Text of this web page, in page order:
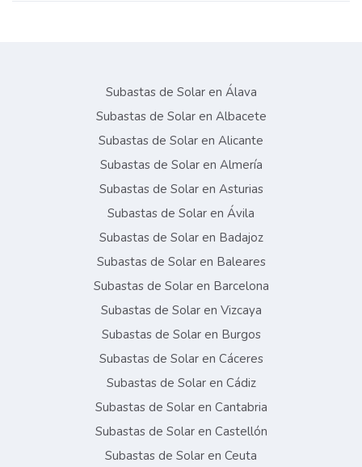
Subastas de Solar en Álava
Subastas de Solar en Albacete
Subastas de Solar en Alicante
Subastas de Solar en Almería
Subastas de Solar en Asturias
Subastas de Solar en Ávila
Subastas de Solar en Badajoz
Subastas de Solar en Baleares
Subastas de Solar en Barcelona
Subastas de Solar en Vizcaya
Subastas de Solar en Burgos
Subastas de Solar en Cáceres
Subastas de Solar en Cádiz
Subastas de Solar en Cantabria
Subastas de Solar en Castellón
Subastas de Solar en Ceuta